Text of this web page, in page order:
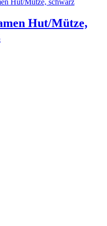
Hut/Mütze,